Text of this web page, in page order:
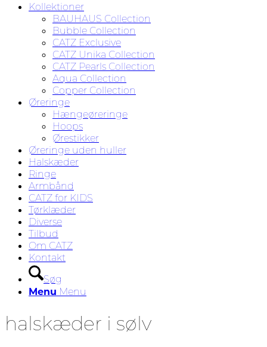
Kollektioner
BAUHAUS Collection
Bubble Collection
CATZ Exclusive
CATZ Unika Collection
CATZ Pearls Collection
Aqua Collection
Copper Collection
Øreringe
Hængeøreringe
Hoops
Ørestikker
Øreringe uden huller
Halskæder
Ringe
Armbånd
CATZ for KIDS
Tørklæder
Diverse
Tilbud
Om CATZ
Kontakt
Søg
Menu Menu
halskæder i sølv